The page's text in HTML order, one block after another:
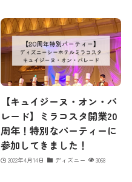
【キュイジーヌ・オン・パ
レード】ミラコスタ開業20
周年！特別なパーティーに
参加してきました！
2022年4月14日 ディズニー 3068